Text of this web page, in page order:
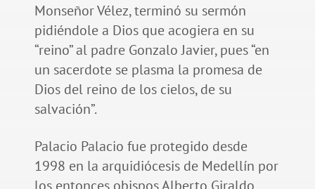
Monseñor Vélez, terminó su sermón
pidiéndole a Dios que acogiera en su
“reino” al padre Gonzalo Javier, pues “en
un sacerdote se plasma la promesa de
Dios del reino de los cielos, de su
salvación”.
Palacio Palacio fue protegido desde
1998 en la arquidiócesis de Medellín por